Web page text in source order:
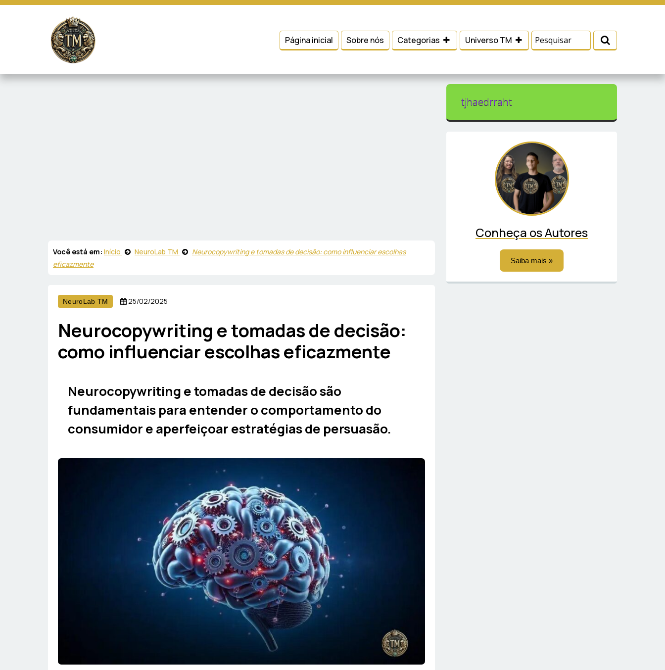
Página inicial Sobre nós Categorias Universo TM
Você está em: Início NeuroLab TM
Neurocopywriting e tomadas de decisão: como influenciar escolhas
eficazmente
NeuroLab TM 25/02/2025
Neurocopywriting e tomadas de decisão:
como influenciar escolhas eficazmente
Neurocopywriting e tomadas de decisão são
fundamentais para entender o comportamento do
consumidor e aperfeiçoar estratégias de persuasão.
tjhaedrraht
Conheça os Autores
Saiba mais »
marketing e fornecer conteúdo de terceiros. Leia mais em